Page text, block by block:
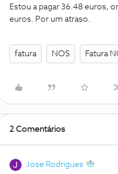
Estou a pagar 36.48 euros,
euros. Por um atraso.
fatura NOS Fatura
2 Comentários
Jose Rodrigues